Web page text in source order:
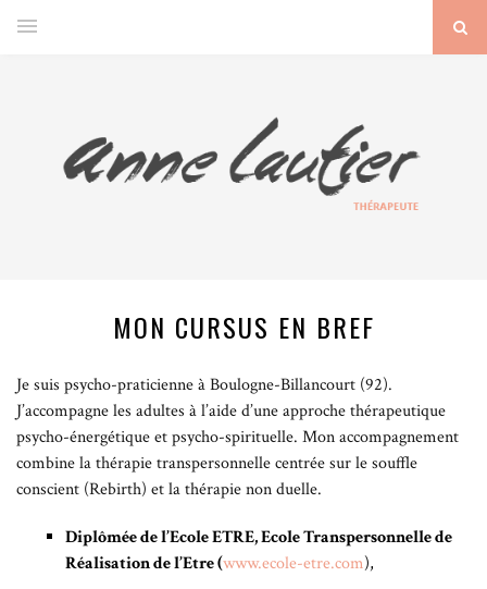
MON CURSUS EN BREF
Je suis psycho-praticienne à Boulogne-Billancourt (92).
J’accompagne les adultes à l’aide d’une approche thérapeutique
psycho-énergétique et psycho-spirituelle. Mon accompagnement
combine la thérapie transpersonnelle centrée sur le souffle
conscient (Rebirth) et la thérapie non duelle.
Diplômée de l’Ecole ETRE, Ecole Transpersonnelle de
Réalisation de l’Etre (www.ecole-etre.com),